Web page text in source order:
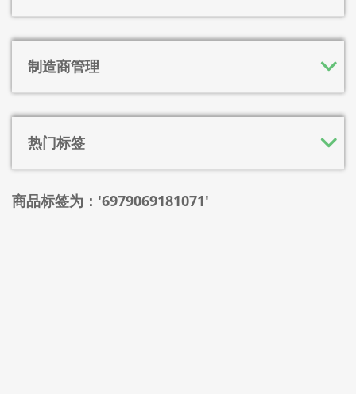
制造商管理
热门标签
商品标签为：'6979069181071'